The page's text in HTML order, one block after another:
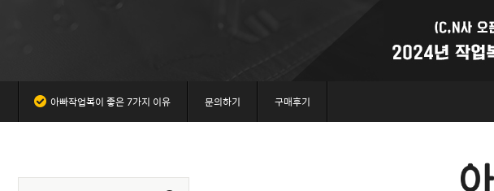
아빠작업복이 좋은 7가지 이유 문의하기 구매후기